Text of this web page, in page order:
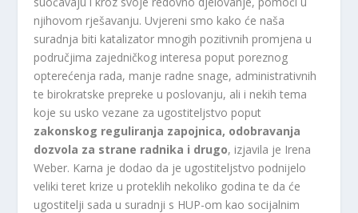
njihovom rješavanju. Uvjereni smo kako će naša
suradnja biti katalizator mnogih pozitivnih promjena u
područjima zajedničkog interesa poput poreznog
opterećenja rada, manje radne snage, administrativnih
te birokratske prepreke u poslovanju, ali i nekih tema
koje su usko vezane za ugostiteljstvo poput
zakonskog reguliranja zapojnica, odobravanja
dozvola za strane radnika i drugo, izjavila je Irena
Weber. Karna je dodao da je ugostiteljstvo podnijelo
veliki teret krize u proteklih nekoliko godina te da će
ugostitelji sada u suradnji s HUP-om kao socijalnim